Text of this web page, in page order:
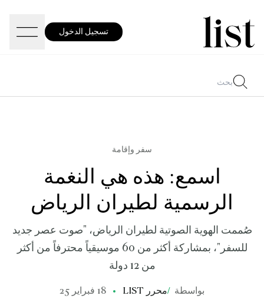
تسجيل الدخول
سفر وإقامة
اسمع: هذه هي النغمة
الرسمية لطيران الرياض
صُممت الهوية الصوتية لطيران الرياض، "صوت عصر جديد
للسفر"، بمشاركة أكثر من 60 موسيقياً محترفاً من أكثر
من 12 دولة
بواسطة /محرر LIST 18 فبراير 25